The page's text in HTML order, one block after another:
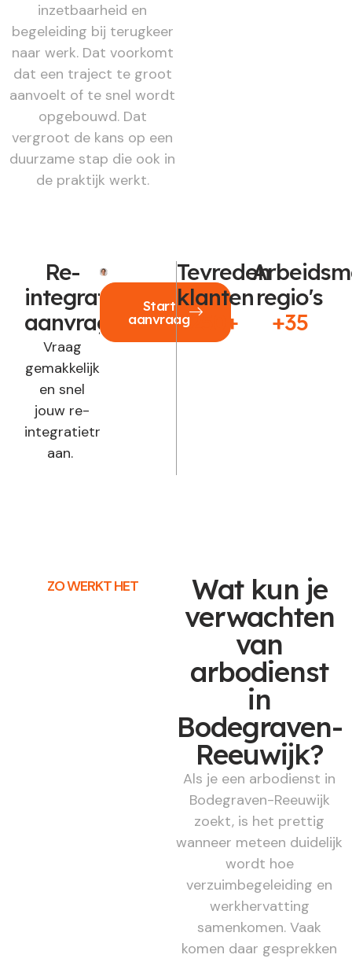
inzetbaarheid en
begeleiding bij terugkeer
naar werk. Dat voorkomt
dat een traject te groot
aanvoelt of te snel wordt
opgebouwd. Dat
vergroot de kans op een
duurzame stap die ook in
de praktijk werkt.
Re-
integratie
aanvragen?
Vraag
gemakkelijk
en snel
jouw re-
integratietraject
aan.
Start
aanvraag
Tevreden
klanten
250+
regio's
+35
ZO WERKT HET Wat kun je
verwachten
van
arbodienst
in
Bodegraven-
Reeuwijk?
Als je een arbodienst in
Bodegraven-Reeuwijk
zoekt, is het prettig
wanneer meteen duidelijk
wordt hoe
verzuimbegeleiding en
werkhervatting
samenkomen. Vaak
komen daar gesprekken